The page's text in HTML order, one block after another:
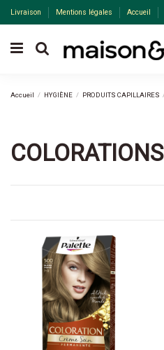
Livraison Mentions légales Accueil
Accueil HYGIÈNE PRODUITS CAPILLAIRES
COLORATIONS